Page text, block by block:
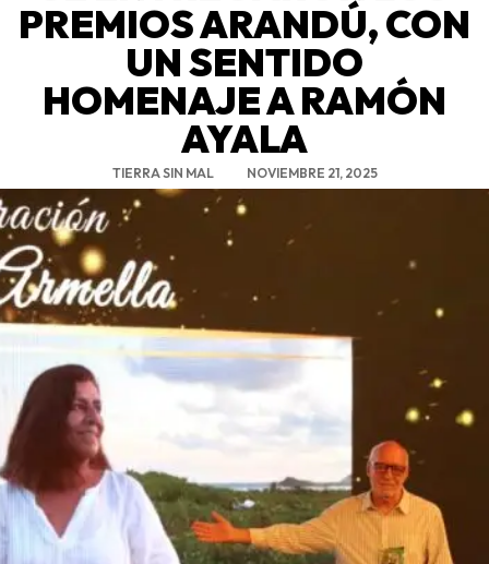
PREMIOS ARANDÚ, CON
UN SENTIDO
HOMENAJE A RAMÓN
AYALA
TIERRA SIN MAL NOVIEMBRE 21, 2025